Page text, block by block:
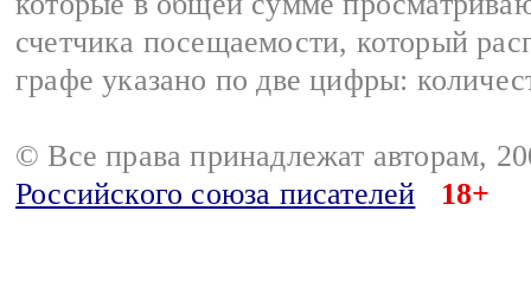
счетчика посещаемости, который
графе указано по две цифры:
© Все права принадлежат авторам,
Российского союза писателей
18+